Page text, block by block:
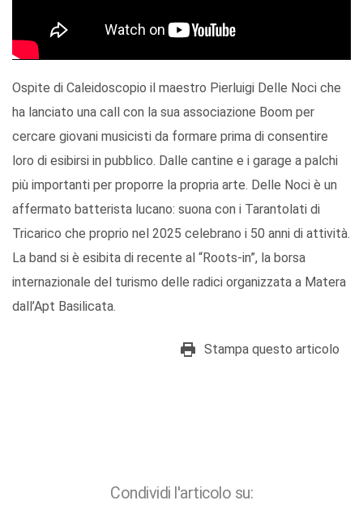
Ospite di Caleidoscopio il maestro Pierluigi Delle Noci che
ha lanciato una call con la sua associazione Boom per
cercare giovani musicisti da formare prima di consentire
loro di esibirsi in pubblico. Dalle cantine e i garage a palchi
più importanti per proporre la propria arte. Delle Noci è un
affermato batterista lucano: suona con i Tarantolati di
Tricarico che proprio nel 2025 celebrano i 50 anni di attività.
La band si è esibita di recente al “Roots-in”, la borsa
internazionale del turismo delle radici organizzata a Matera
dall’Apt Basilicata.
Stampa questo articolo
Condividi l'articolo su: